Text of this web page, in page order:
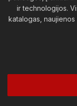
ir technologijos.
katalogas,